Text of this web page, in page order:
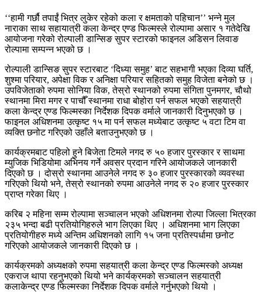
‘‘हामी गर्छौ तपाईं भित्र लुकेर रहेको कला र क्षमताको पहिचान’’ भन्ने मुल
नाराका साथ सहायात्री कला केन्द्र एण्ड फिल्मस्ले रोल्पामा असार १ गतेदेखि
आयोजना गरेको रोल्पाली डान्सिङ सुपर स्टारको फाइनल अडिसन लिवाङ
रोल्पामा सम्पन्न भएको छ ।
रोल्पाली डान्सिङ सुपर स्टारबाट ‘दिध्या समुह’ बाट सहभागी भएका दिव्या घर्ति,
शुश्मा परियार, अपेक्षा विक र अनिक्षा परियार सहितको समुह विजेता बनेको छ ।
उपविजेताको रुपमा सोनिया विक, तेस्रो स्थानको रुपमा संगिता पुनमगर, चौथो
स्थानमा मिरा मगर र पाचौँ स्थानमा राधा बोहोरा पर्न सफल भएको सहयात्री
कला केन्द्र एण्ड फिल्मस्का निर्देशक दिपक वर्माले जानकारी दिनुभएको छ ।
फाइनल अधिशनमा उत्कृष्ट १५ मा पर्न सफल मध्येबाट उत्कृष्ट ५ वटा टिम वा
व्यक्ति छनोट गरिएको उहाँले बताउनुभएको छ ।
कार्यक्रमबाट पहिलो हुने बिजेता टिमले नगद रु ५० हजार पुरस्कार र साथमा
म्युजिक भिडियोमा अभिनय गर्ने अवसर प्रदान गरिने आयोजकले जानकारी
दिएको छ । दोस्रो स्थानमा आउनेले नगद रु ३० हजार पुरस्कारको व्यवस्था
गरिएको थियो भने, तेस्रो स्थानको रुपमा आउनेले नगद रु २० हजार पुरस्कार
प्राप्त गरेका थिए ।
करिब २ महिना सम्म रोल्पामा सञ्चालन भएको अधिशनमा रोल्पा जिल्ला भित्रका
२३५ भन्दा बढी प्रतियोगिहरुले भाग लिएका थिए । अधिशनमा भाग लिएका
प्रतियोगीहरु मध्ये अन्तिम अधिशनको लागि १५ जना प्रतिस्पर्धामा छनोट
गरिएको आयोजकले जानकारी दिएको छ ।
कार्यक्रमको अध्यक्षको रुपमा सहयात्री कला केन्द्र एण्ड फिल्मस्को अध्यक्ष
एकराज थापा रहनुभएको थियो भने कार्यक्रमको सञ्चालन सहयात्री
कलाकेन्द्र एण्ड फिल्मस्का निर्देशक दिपक वर्माले गर्नुभएको थियो ।